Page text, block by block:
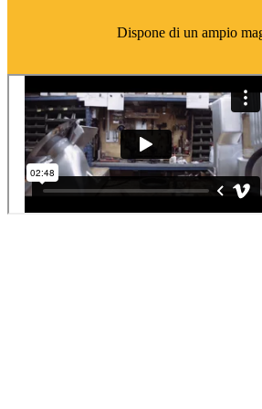
Dispone di un ampio